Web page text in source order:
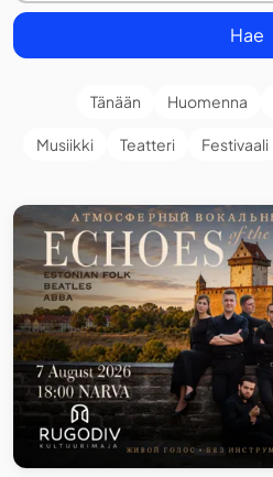
Hae
Tänään Huomenna
Musiikki Teatteri Festivaali